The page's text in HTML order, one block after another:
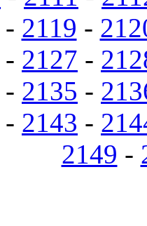
- 2119 -
- 2127 -
- 2135 -
- 2143 -
2149 -